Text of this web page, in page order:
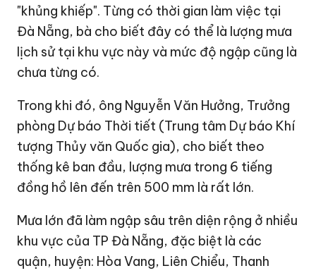
"khủng khiếp". Từng có thời gian làm việc tại
Đà Nẵng, bà cho biết đây có thể là lượng mưa
lịch sử tại khu vực này và mức độ ngập cũng là
chưa từng có.
Trong khi đó, ông Nguyễn Văn Hưởng, Trưởng
phòng Dự báo Thời tiết (Trung tâm Dự báo Khí
tượng Thủy văn Quốc gia), cho biết theo
thống kê ban đầu, lượng mưa trong 6 tiếng
đồng hồ lên đến trên 500 mm là rất lớn.
Mưa lớn đã làm ngập sâu trên diện rộng ở nhiều
khu vực của TP Đà Nẵng, đặc biệt là các
quận, huyện: Hòa Vang, Liên Chiểu, Thanh